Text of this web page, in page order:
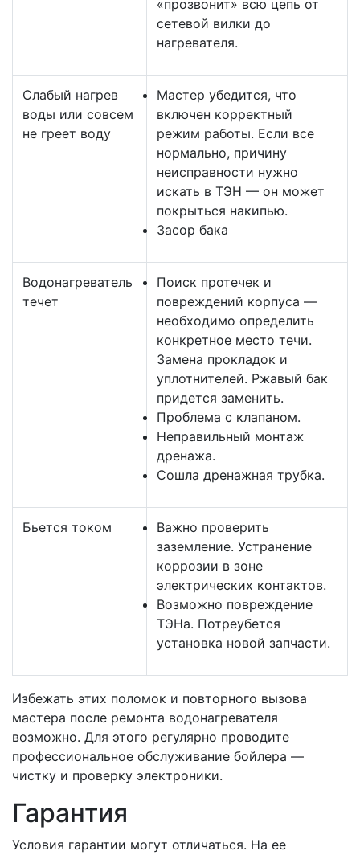
«прозвонит» всю цепь от
сетевой вилки до
нагревателя.
Слабый нагрев
воды или совсем
не греет воду
Мастер убедится, что
включен корректный
режим работы. Если все
нормально, причину
неисправности нужно
искать в ТЭН — он может
покрыться накипью.
Засор бака
Водонагреватель
течет
Поиск протечек и
повреждений корпуса —
необходимо определить
конкретное место течи.
Замена прокладок и
уплотнителей. Ржавый бак
придется заменить.
Проблема с клапаном.
Неправильный монтаж
дренажа.
Сошла дренажная трубка.
Бьется током
Важно проверить
заземление. Устранение
коррозии в зоне
электрических контактов.
Возможно повреждение
ТЭНа. Потреубется
установка новой запчасти.
Избежать этих поломок и повторного вызова
мастера после ремонта водонагревателя
возможно. Для этого регулярно проводите
профессиональное обслуживание бойлера —
чистку и проверку электроники.
Гарантия
Условия гарантии могут отличаться. На ее